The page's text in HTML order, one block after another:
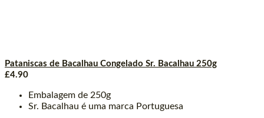
Pataniscas de Bacalhau Congelado Sr. Bacalhau 250g
£4.90
Embalagem de 250g
Sr. Bacalhau é uma marca Portuguesa